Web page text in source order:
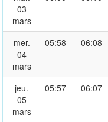
03
mars
mer.
04
mars
05:58 06:08
jeu.
05
mars
05:57 06:07